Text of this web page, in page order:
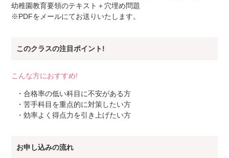
幼稚園教育要領のテキスト＋穴埋め問題
※PDFをメールにてお送りいたします。
このクラスの注目ポイント!
こんな方におすすめ!
・合格率の低い科目に不安がある方
・苦手科目を重点的に対策したい方
・効率よく得点力を引き上げたい方
お申し込みの流れ